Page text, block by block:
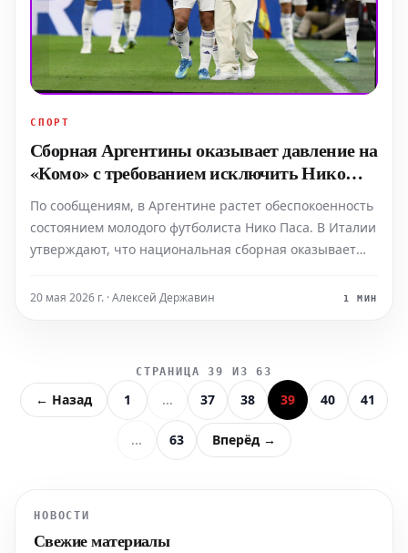
СПОРТ
Сборная Аргентины оказывает давление на
«Комо» с требованием исключить Нико
Паса из состава
По сообщениям, в Аргентине растет обеспокоенность
состоянием молодого футболиста Нико Паса. В Италии
утверждают, что национальная сборная оказывает
игрока на поле в своем решающем заключительном
20 мая 2026 г. · Алексей Державин 1 МИН
СТРАНИЦА 39 ИЗ 63
← Назад 1 ... 37 38 39 40 41
... 63 Вперёд →
НОВОСТИ
Свежие материалы